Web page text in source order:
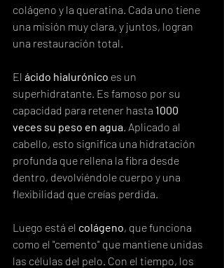
colágeno y la queratina. Cada uno tiene
una misión muy clara, y juntos, logran
una restauración total.
El ácido hialurónico es un
superhidratante. Es famoso por su
capacidad para retener hasta 1000
veces su peso en agua . Aplicado al
cabello, esto significa una hidratación
profunda que rellena la fibra desde
dentro, devolviéndole cuerpo y una
flexibilidad que creías perdida.
Luego está el colágeno, que funciona
como el "cemento" que mantiene unidas
las células del pelo. Con el tiempo, los